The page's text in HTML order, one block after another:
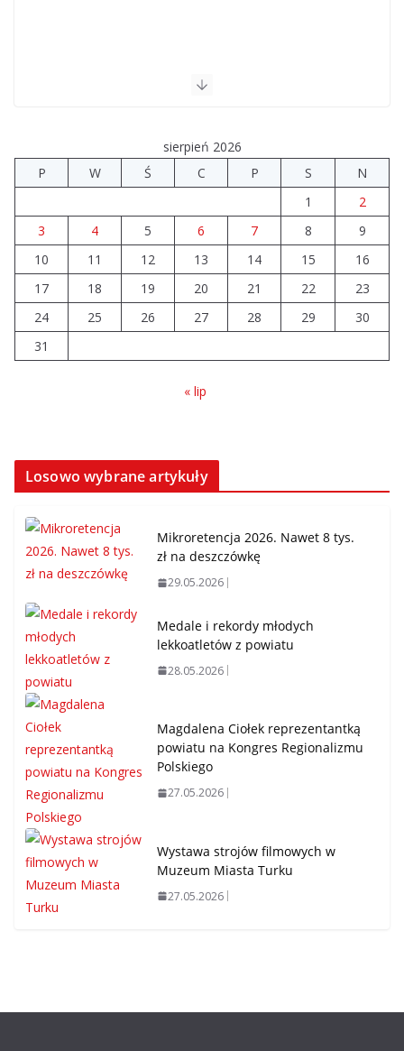
sierpień 2026
P
W Ś C P S
N
1
2
3
4 5 6 7 8
9
10
11 12 13 14 15
16
17
18 19 20 21 22
23
24
25 26 27 28 29
30
31
« lip
Losowo wybrane artykuły
Mikroretencja 2026. Nawet 8 tys.
zł na deszczówkę
29.05.2026
Medale i rekordy młodych
lekkoatletów z powiatu
28.05.2026
Magdalena Ciołek reprezentantką
powiatu na Kongres Regionalizmu
Polskiego
27.05.2026
Wystawa strojów filmowych w
Muzeum Miasta Turku
27.05.2026